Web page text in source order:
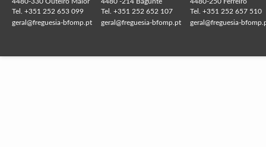
Tel. +351 252 653 099
geral@freguesia-bfomp.pt
Tel. +351 252 652 107
geral@freguesia-bfomp.pt
Tel. +351 252 657 510
geral@freguesia-